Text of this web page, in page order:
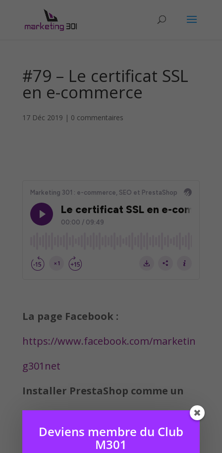
#79 – Le certificat SSL
en e-commerce
17 Déc 2019 | 0 commentaires
La page Facebook :
https://www.facebook.com/marketin
g301net
Installer PrestaShop comme un
https://marketing301.net/installer-
Deviens membre du Club
M301